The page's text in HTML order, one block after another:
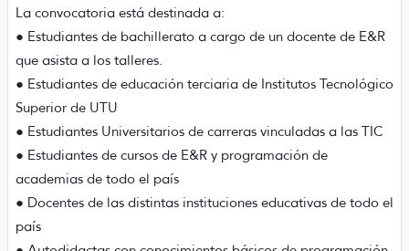
La convocatoria está destinada a:
● Estudiantes de bachillerato a cargo de un docente de E&R
que asista a los talleres.
● Estudiantes de educación terciaria de Institutos Tecnológico
Superior de UTU
● Estudiantes Universitarios de carreras vinculadas a las TIC
● Estudiantes de cursos de E&R y programación de
academias de todo el país
● Docentes de las distintas instituciones educativas de todo el
país